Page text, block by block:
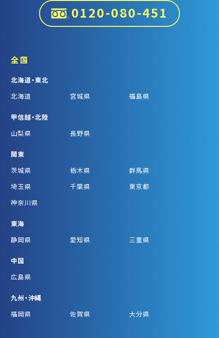
0120-080-451
全国
北海道・東北
北海道
宮城県 福島県
甲信越・北陸
山梨県
長野県
関東
茨城県
栃木県
群馬県
埼玉県
千葉県
東京都
神奈川県
東海
静岡県
愛知県 三重県
中国
広島県
九州・沖縄
福岡県
佐賀県 大分県